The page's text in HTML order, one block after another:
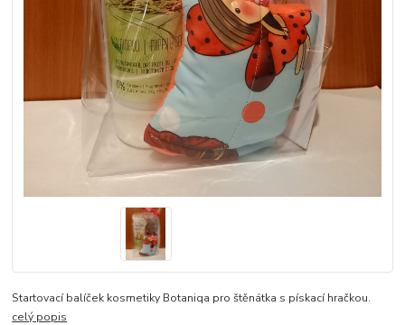
Startovací balíček kosmetiky Botaniqa pro štěnátka s pískací hračkou.
celý popis